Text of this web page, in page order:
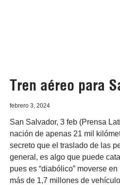
Tren aéreo para
febrero 3, 2024
San Salvador, 3 feb (Prensa
nación de apenas 21 mil
secreto que el traslado de las
general, es algo que puede
pues es “diabólico” moverse
más de 1,7 millones de